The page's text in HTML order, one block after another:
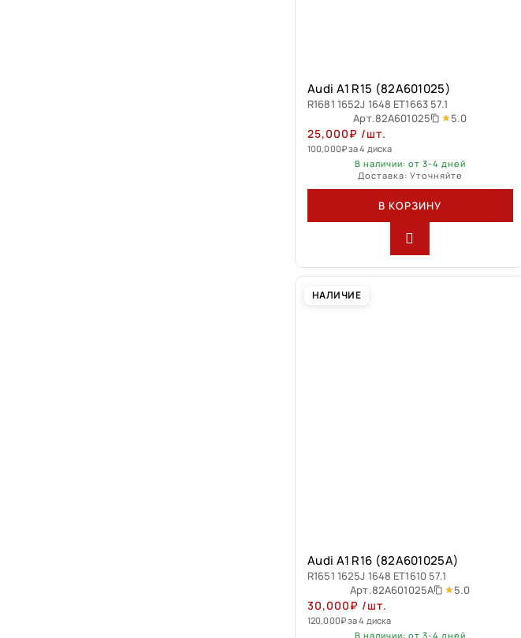
Audi A1 R15 (82A601025)
R1681 1652J 1648 ET1663 57.1
Арт.82A601025 5.0
25,000₽ /шт.
100,000₽за 4 диска
В наличии: от 3-4 дней
Доставка: Уточняйте
В КОРЗИНУ
НАЛИЧИЕ
Audi A1 R16 (82A601025A)
R1651 1625J 1648 ET1610 57.1
Арт.82A601025A 5.0
30,000₽ /шт.
120,000₽за 4 диска
В наличии: от 3-4 дней